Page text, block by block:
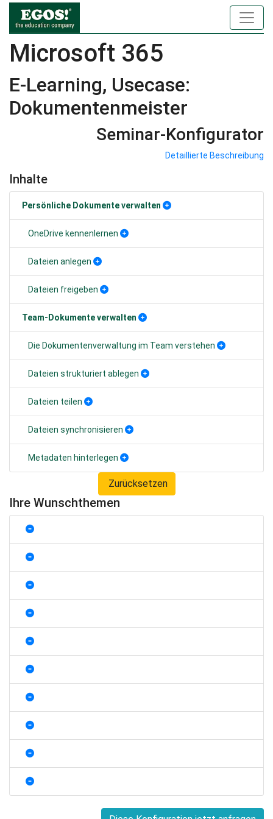
Microsoft 365
E-Learning, Usecase:
Dokumentenmeister
Seminar-Konfigurator
Detaillierte Beschreibung
Inhalte
Persönliche Dokumente verwalten
OneDrive kennenlernen
Dateien anlegen
Dateien freigeben
Team-Dokumente verwalten
Die Dokumentenverwaltung im Team verstehen
Dateien strukturiert ablegen
Dateien teilen
Dateien synchronisieren
Metadaten hinterlegen
Zurücksetzen
Ihre Wunschthemen